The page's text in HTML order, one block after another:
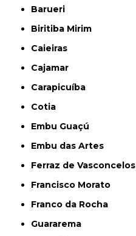
Barueri
Biritiba Mirim
Caieiras
Cajamar
Carapicuíba
Cotia
Embu Guaçú
Embu das Artes
Ferraz de Vasconcelos
Francisco Morato
Franco da Rocha
Guararema